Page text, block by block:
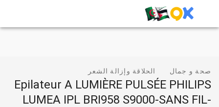
صحة و جمال الحلاقة وإزالة الشعر
Epilateur A LUMIÈRE PULSÉE PHILIPS
LUMEA IPL BRI958 S9000-SANS FIL-